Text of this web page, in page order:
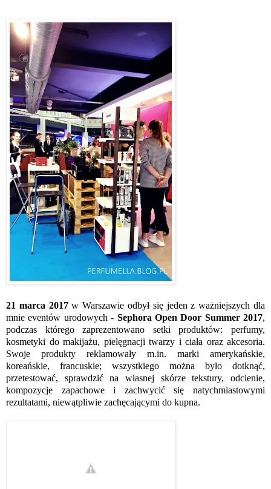
21 marca 2017w Warszawie odbył się jeden z ważniejszych dla
mnie eventów urodowych - Sephora Open Door Summer 2017,
podczas którego zaprezentowano setki produktów: perfumy,
kosmetyki do makijażu, pielęgnacji twarzy i ciała oraz akcesoria.
Swoje produkty reklamowały m.in. marki amerykańskie,
koreańskie, francuskie; wszystkiego można było dotknąć,
przetestować, sprawdzić na własnej skórze tekstury, odcienie,
kompozycje zapachowe i zachwycić się natychmiastowymi
rezultatami, niewątpliwie zachęcającymi do kupna.